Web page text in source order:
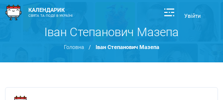
КАЛЕНДАРИК
СВЯТА ТА ПОДІЇ В УКРАЇНІ Увійти
Іван Степанович Мазепа
Головна / Іван Степанович Мазепа